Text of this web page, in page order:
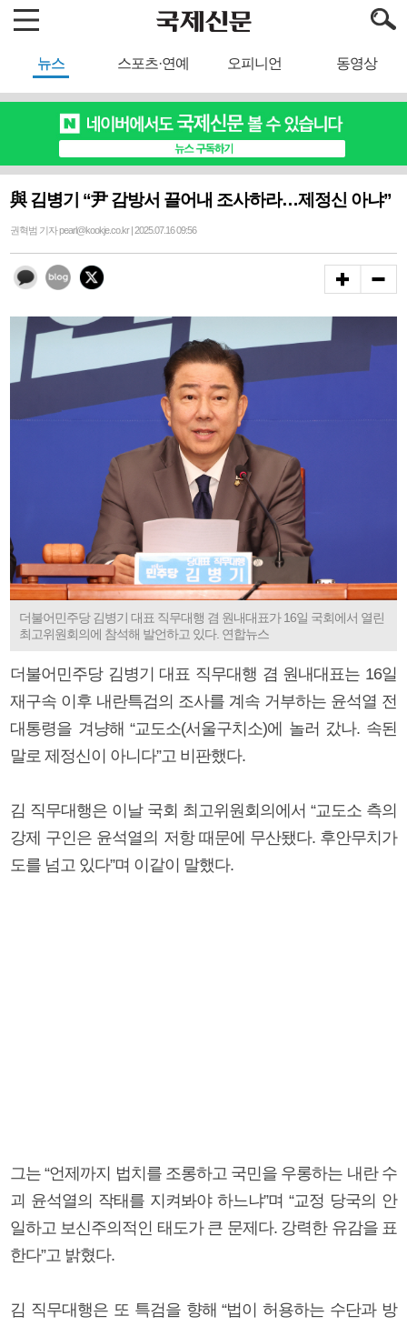
뉴스 스포츠·연예 오피니언 동영상
與 김병기 “尹 감방서 끌어내 조사하라…제정신 아냐”
권혁범 기자 pearl@kookje.co.kr | 2025.07.16 09:56
더불어민주당 김병기 대표 직무대행 겸 원내대표가 16일 국회에서 열린
최고위원회의에 참석해 발언하고 있다. 연합뉴스
더불어민주당 김병기 대표 직무대행 겸 원내대표는 16일
재구속 이후 내란특검의 조사를 계속 거부하는 윤석열 전
대통령을 겨냥해 “교도소(서울구치소)에 놀러 갔나. 속된
말로 제정신이 아니다”고 비판했다.
김 직무대행은 이날 국회 최고위원회의에서 “교도소 측의
강제 구인은 윤석열의 저항 때문에 무산됐다. 후안무치가
도를 넘고 있다”며 이같이 말했다.
그는 “언제까지 법치를 조롱하고 국민을 우롱하는 내란 수
괴 윤석열의 작태를 지켜봐야 하느냐”며 “교정 당국의 안
일하고 보신주의적인 태도가 큰 문제다. 강력한 유감을 표
한다”고 밝혔다.
김 직무대행은 또 특검을 향해 “법이 허용하는 수단과 방